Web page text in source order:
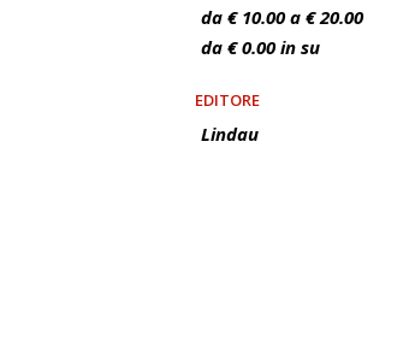
da € 10.00 a € 20.00
da € 0.00 in su
EDITORE
Lindau